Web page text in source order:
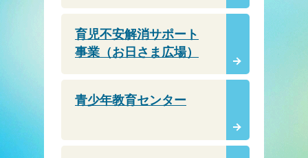
育児不安解消サポート
事業（お日さま広場）
青少年教育センター